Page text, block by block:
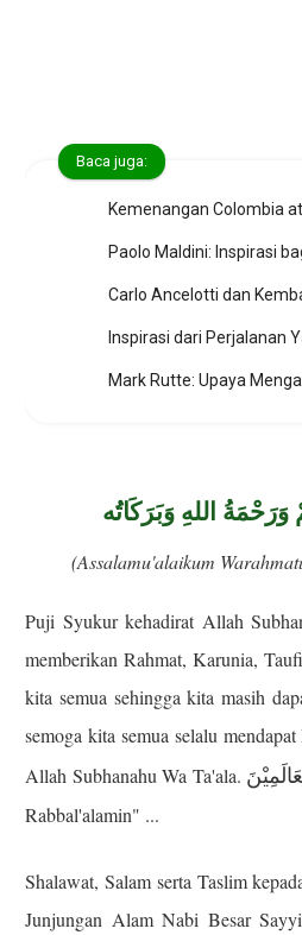
Baca juga:
اللهِ وَبَرَكَاتُه
(Assalamu'alaikum
Puji Syukur kehadirat Allah
memberikan Rahmat, Karunia,
kita semua sehingga kita masih
semoga kita semua selalu
Allah Subhanahu Wa Ta'ala.
Rabbal'alamin" ...
Shalawat, Salam serta Taslim
Junjungan Alam Nabi Besar